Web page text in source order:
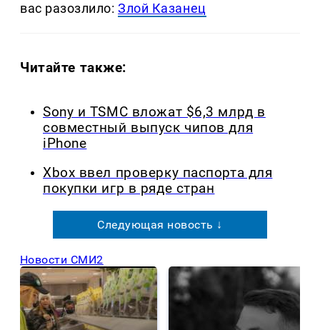
вас разозлило:Злой Казанец
Читайте также:
Sony и TSMC вложат $6,3 млрд в
совместный выпуск чипов для
iPhone
Xbox ввел проверку паспорта для
покупки игр в ряде стран
Следующая новость ↓
Новости СМИ2